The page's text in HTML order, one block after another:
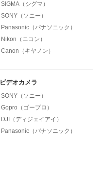
SIGMA（シグマ）
SONY（ソニー）
Panasonic（パナソニック）
Nikon（ニコン）
Canon（キヤノン）
ビデオカメラ
SONY（ソニー）
Gopro（ゴープロ）
DJI（ディジェイアイ）
Panasonic（パナソニック）